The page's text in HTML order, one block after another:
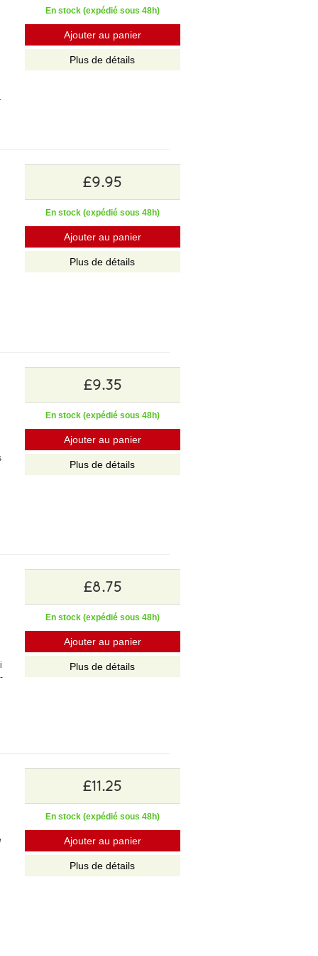
En stock (expédié sous 48h)
Ajouter au panier
Plus de détails
£9.95
En stock (expédié sous 48h)
Ajouter au panier
Plus de détails
£9.35
En stock (expédié sous 48h)
Ajouter au panier
Plus de détails
£8.75
En stock (expédié sous 48h)
Ajouter au panier
Plus de détails
£11.25
En stock (expédié sous 48h)
Ajouter au panier
Plus de détails